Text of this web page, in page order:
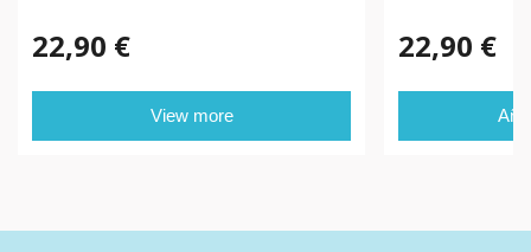
22,90 €
View more
22,90 €